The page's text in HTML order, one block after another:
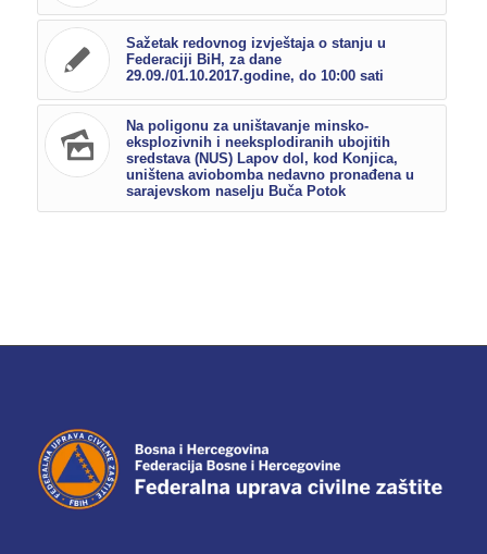
Sažetak redovnog izvještaja o stanju u
Federaciji BiH, za dane
29.09./01.10.2017.godine, do 10:00 sati
Na poligonu za uništavanje minsko-
eksplozivnih i neeksplodiranih ubojitih
sredstava (NUS) Lapov dol, kod Konjica,
uništena aviobomba nedavno pronađena u
sarajevskom naselju Buča Potok